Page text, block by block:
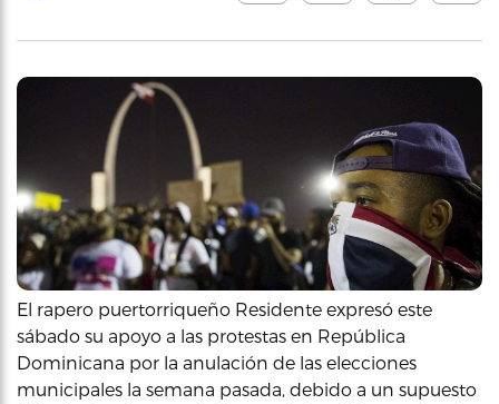
El rapero puertorriqueño Residente expresó este
sábado su apoyo a las protestas en República
Dominicana por la anulación de las elecciones
municipales la semana pasada, debido a un supuesto